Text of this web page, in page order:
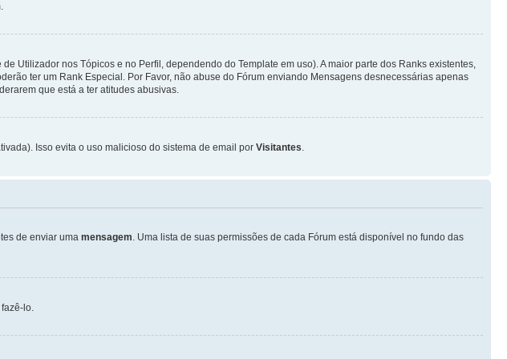
Utilizador nos Tópicos e no Perfil, dependendo do Template em uso). A maior parte dos Ranks existentes,
ter um Rank Especial. Por Favor, não abuse do Fórum enviando Mensagens desnecessárias apenas
que está a ter atitudes abusivas.
Isso evita o uso malicioso do sistema de email por Visitantes.
de enviar uma mensagem. Uma lista de suas permissões de cada Fórum está disponível no fundo das
lo.